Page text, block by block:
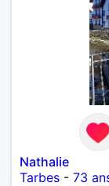
Nathalie
Tarbes - 73